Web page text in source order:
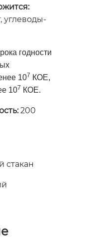
углеводы-
годности
107 КОЕ,
107 КОЕ.
200
стакан